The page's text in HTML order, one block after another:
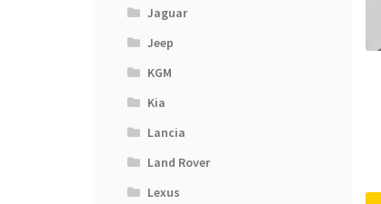
Jaguar
Jeep
KGM
Kia
Lancia
Land Rover
Lexus